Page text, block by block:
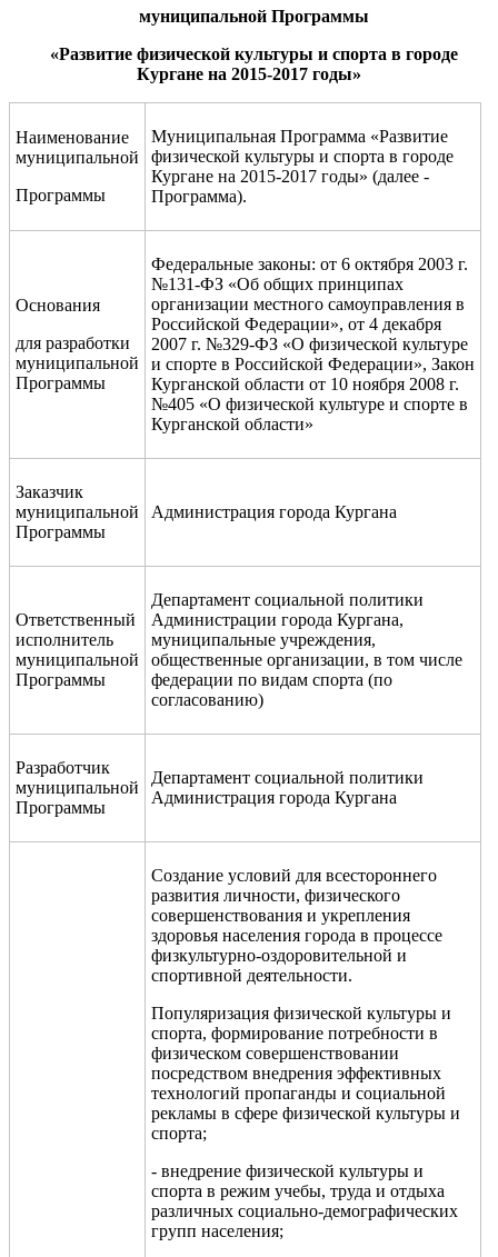
муниципальной Программы
«Развитие физической культуры и спорта в городе
Кургане на 2015-2017 годы»
Наименование
муниципальной
Программы
Муниципальная Программа «Развитие
физической культуры и спорта в городе
Кургане на 2015-2017 годы» (далее -
Программа).
Основания
для разработки
муниципальной
Программы
Федеральные законы: от 6 октября 2003 г.
№131-ФЗ «Об общих принципах
организации местного самоуправления в
Российской Федерации», от 4 декабря
2007 г. №329-ФЗ «О физической культуре
и спорте в Российской Федерации», Закон
Курганской области от 10 ноября 2008 г.
№405 «О физической культуре и спорте в
Курганской области»
Заказчик
муниципальной
Программы
Администрация города Кургана
Ответственный
исполнитель
муниципальной
Программы
Департамент социальной политики
Администрации города Кургана,
муниципальные учреждения,
общественные организации, в том числе
федерации по видам спорта (по
согласованию)
Разработчик
муниципальной
Программы
Департамент социальной политики
Администрация города Кургана
Создание условий для всестороннего
развития личности, физического
совершенствования и укрепления
здоровья населения города в процессе
физкультурно-оздоровительной и
спортивной деятельности.
Популяризация физической культуры и
спорта, формирование потребности в
физическом совершенствовании
посредством внедрения эффективных
технологий пропаганды и социальной
рекламы в сфере физической культуры и
спорта;
- внедрение физической культуры и
спорта в режим учебы, труда и отдыха
различных социально-демографических
групп населения;